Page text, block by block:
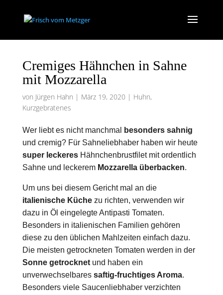
Cremiges Hähnchen in Sahne
mit Mozzarella
von Jürgen Hahn | März 19, 2020 | Huhn,
Kurzgebratenes
Wer liebt es nicht manchmal
besonders sahnig
und cremig? Für Sahneliebhaber haben wir heute
super leckeresHähnchenbrustfilet mit ordentlich
Sahne und leckerem Mozzarella überbacken.
Um uns bei diesem Gericht mal an die
italienische Küchezu richten, verwenden wir
dazu in Öl eingelegte Antipasti Tomaten.
Besonders in italienischen Familien gehören
diese zu den üblichen Mahlzeiten einfach dazu.
Die meisten getrockneten Tomaten werden in der
Sonne getrocknetund haben ein
unverwechselbares saftig-fruchtiges Aroma.
Besonders viele Saucenliebhaber verzichten